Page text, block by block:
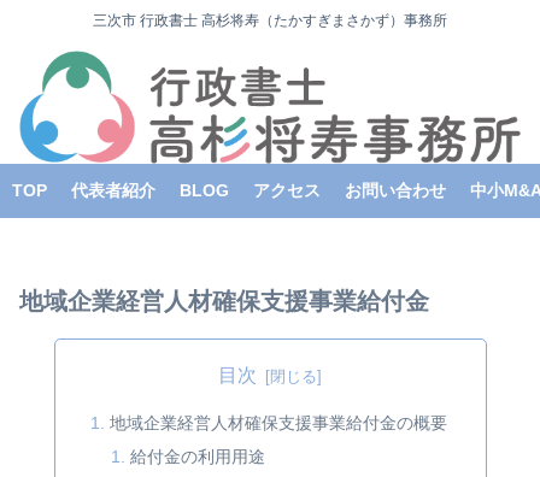
三次市 行政書士 高杉将寿（たかすぎまさかず）事務所
TOP 代表者紹介 BLOG アクセス お問い合わせ 中小
地域企業経営人材確保支援事業給付金
目次
地域企業経営人材確保支援事業給付金の概要
給付金の利用用途